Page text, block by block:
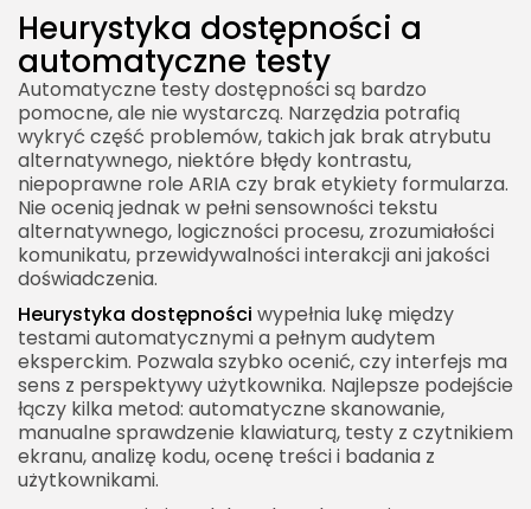
Heurystyka dostępności a
automatyczne testy
Automatyczne testy dostępności są bardzo
pomocne, ale nie wystarczą. Narzędzia potrafią
wykryć część problemów, takich jak brak atrybutu
alternatywnego, niektóre błędy kontrastu,
niepoprawne role ARIA czy brak etykiety formularza.
Nie ocenią jednak w pełni sensowności tekstu
alternatywnego, logiczności procesu, zrozumiałości
komunikatu, przewidywalności interakcji ani jakości
doświadczenia.
Heurystyka dostępności wypełnia lukę między
testami automatycznymi a pełnym audytem
eksperckim. Pozwala szybko ocenić, czy interfejs ma
sens z perspektywy użytkownika. Najlepsze podejście
łączy kilka metod: automatyczne skanowanie,
manualne sprawdzenie klawiaturą, testy z czytnikiem
ekranu, analizę kodu, ocenę treści i badania z
użytkownikami.